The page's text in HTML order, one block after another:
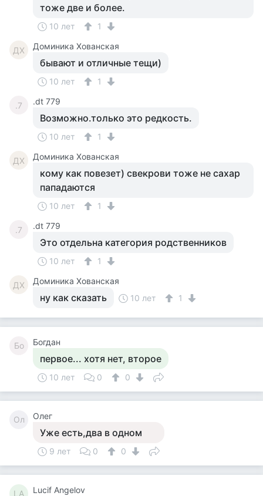
тоже две и более.
10 лет 1
ДХ Доминика Хованская
бывают и отличные тещи)
10 лет 1
.7 .dt 779
Возможно.только это редкость.
10 лет 1
ДХ Доминика Хованская
кому как повезет) свекрови тоже не сахар
пападаются
10 лет 1
.7 .dt 779
Это отдельна категория родственников
10 лет 1
ДХ Доминика Хованская
ну как сказать 10 лет 1
Бо Богдан
первое... хотя нет, второе
10 лет 0 0
Ол Олег
Уже есть,два в одном
9 лет 0 0
LA Lucif Angelov